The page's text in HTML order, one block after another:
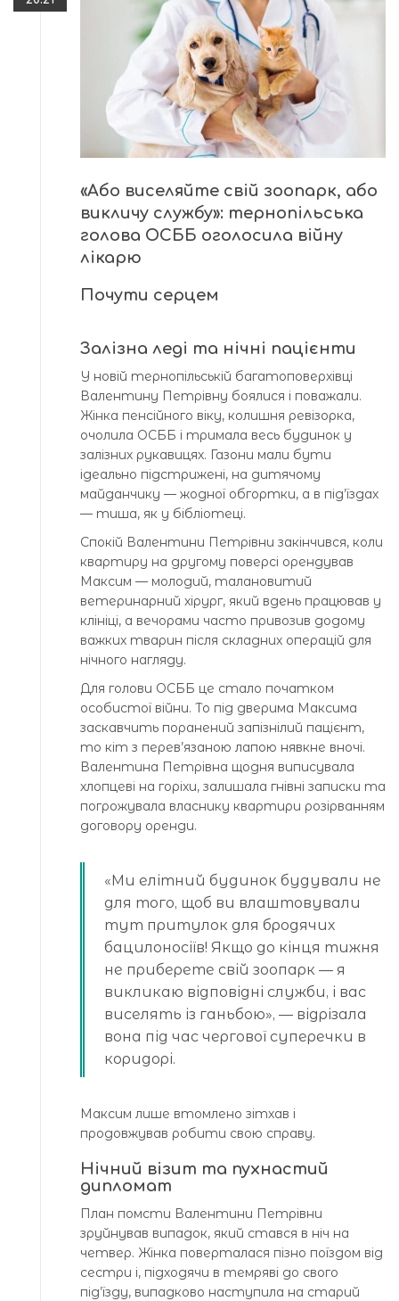
«Або виселяйте свій зоопарк, або
викличу службу»: тернопільська
голова ОСББ оголосила війну
лікарю
Почути серцем
Залізна леді та нічні пацієнти
У новій тернопільській багатоповерхівці
Валентину Петрівну боялися і поважали.
Жінка пенсійного віку, колишня ревізорка,
очолила ОСББ і тримала весь будинок у
залізних рукавицях. Газони мали бути
ідеально підстрижені, на дитячому
майданчику — жодної обгортки, а в під’їздах
— тиша, як у бібліотеці.
Спокій Валентини Петрівни закінчився, коли
квартиру на другому поверсі орендував
Максим — молодий, талановитий
ветеринарний хірург, який вдень працював у
клініці, а вечорами часто привозив додому
важких тварин після складних операцій для
нічного нагляду.
Для голови ОСББ це стало початком
особистої війни. То під дверима Максима
заскавчить поранений запізнілий пацієнт,
то кіт з перев’язаною лапою нявкне вночі.
Валентина Петрівна щодня виписувала
хлопцеві на горіхи, залишала гнівні записки та
погрожувала власнику квартири розірванням
договору оренди.
«Ми елітний будинок будували не
для того, щоб ви влаштовували
тут притулок для бродячих
бацилоносіїв! Якщо до кінця тижня
не приберете свій зоопарк — я
викликаю відповідні служби, і вас
виселять із ганьбою», — відрізала
вона під час чергової суперечки в
коридорі.
Максим лише втомлено зітхав і
продовжував робити свою справу.
Нічний візит та пухнастий
дипломат
План помсти Валентини Петрівни
зруйнував випадок, який стався в ніч на
четвер. Жінка поверталася пізно поїздом від
сестри і, підходячи в темряві до свого
під’їзду, випадково наступила на старий